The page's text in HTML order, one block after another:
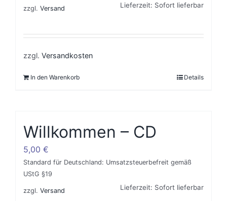
zzgl. Versand Lieferzeit: Sofort lieferbar
zzgl. Versandkosten
In den Warenkorb Details
Willkommen – CD
5,00 €
Standard für Deutschland: Umsatzsteuerbefreit gemäß
UStG §19
zzgl. Versand Lieferzeit: Sofort lieferbar